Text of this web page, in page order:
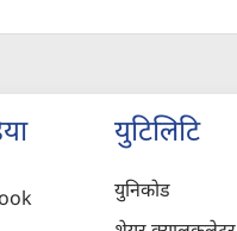
युटिलिटि
युनिकोड